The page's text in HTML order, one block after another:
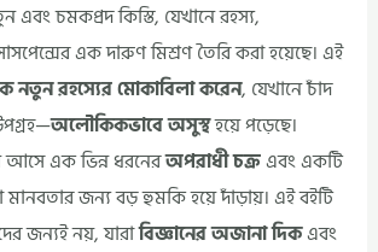
এবং চমকপ্রদ কিস্তি, যেখানে রহস্য,
এক দারুণ মিশ্রণ তৈরি করা হয়েছে। এই
নতুন রহস্যের মোকাবিলা করেন, যেখানে চাঁদ
অলৌকিকভাবে অসুস্থহয়ে পড়েছে।
আসে এক ভিন্ন ধরনেরঅপরাধী চক্রএবং একটি
মানবতার জন্য বড় হুমকি হয়ে দাঁড়ায়। এই বইটি
জন্যই নয়, যারাবিজ্ঞানের অজানা দিকএবং